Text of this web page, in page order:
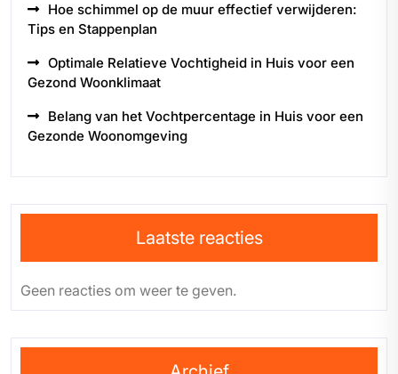
Hoe schimmel op de muur effectief verwijderen:
Tips en Stappenplan
Optimale Relatieve Vochtigheid in Huis voor een
Gezond Woonklimaat
Belang van het Vochtpercentage in Huis voor een
Gezonde Woonomgeving
Laatste reacties
Geen reacties om weer te geven.